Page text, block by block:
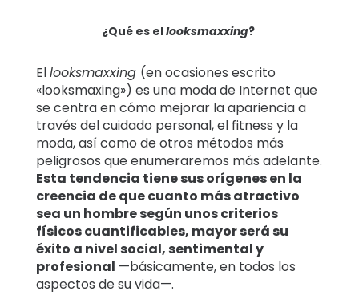
¿Qué es ellooksmaxxing?
Ellooksmaxxing (en ocasiones escrito
«looksmaxing») es una moda de Internet que
se centra en cómo mejorar la apariencia a
través del cuidado personal, el fitness y la
moda, así como de otros métodos más
peligrosos que enumeraremos más adelante.
Esta tendencia tiene sus orígenes en la
creencia de que cuanto más atractivo
sea un hombre según unos criterios
físicos cuantificables, mayor será su
éxito a nivel social, sentimental y
profesional —básicamente, en todos los
aspectos de su vida—.